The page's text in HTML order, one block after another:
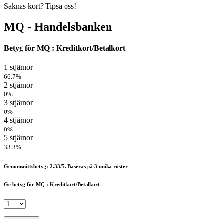
Saknas kort? Tipsa oss!
MQ - Handelsbanken
Betyg för MQ : Kreditkort/Betalkort
1 stjärnor
66.7%
2 stjärnor
0%
3 stjärnor
0%
4 stjärnor
0%
5 stjärnor
33.3%
Genomsnittsbetyg: 2.33/5. Baseras på 3 unika röster
Ge betyg för MQ : Kreditkort/Betalkort